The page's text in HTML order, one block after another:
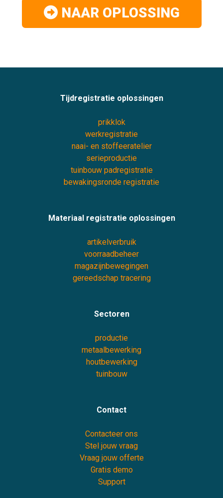
NAAR OPLOSSING
Tijdregistratie oplossingen
prikklok
werkregistratie
naai- en stoffeeratelier
serieproductie
tuinbouw padregistratie
bewakingsronde registratie
Materiaal registratie oplossingen
artikelverbruik
voorraadbeheer
magazijnbewegingen
gereedschap tracering
Sectoren
productie
metaalbewerking
houtbewerking
tuinbouw
Contact
Contacteer ons
Stel jouw vraag
Vraag jouw offerte
Gratis demo
Support